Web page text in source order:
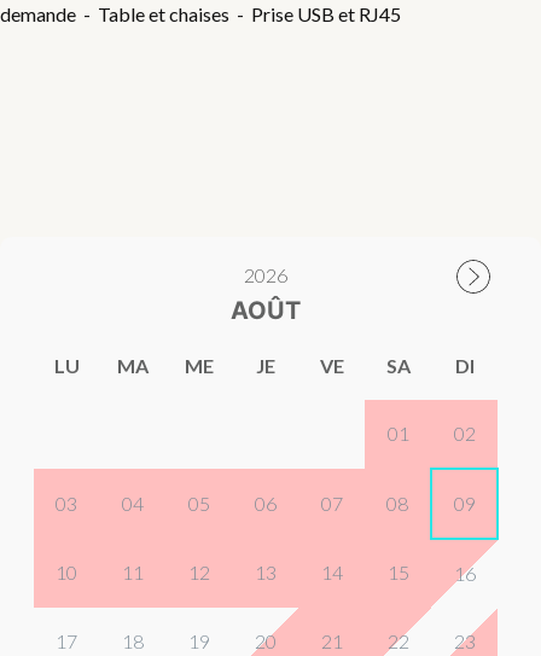
demande - Table et chaises - Prise USB et RJ45
2026
AOÛT
LU MA ME JE VE SA DI
01 02
03 04 05 06 07 08 09
10 11 12 13 14 15 16
17 18 19 20 21 22 23